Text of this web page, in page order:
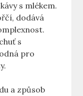
s mlékem.
dodává
s
pro
a způsob